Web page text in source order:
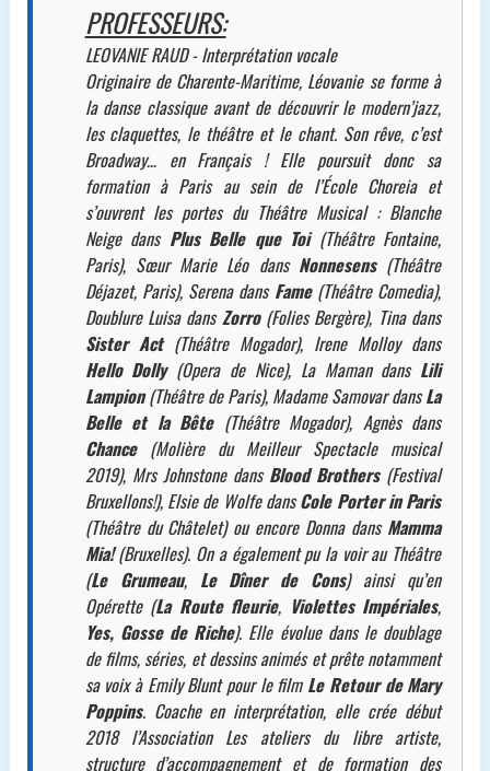
PROFESSEURS:
LEOVANIE RAUD - Interprétation vocale
Originaire de Charente-Maritime, Léovanie se forme à
la danse classique avant de découvrir le modern’jazz,
les claquettes, le théâtre et le chant. Son rêve, c’est
Broadway… en Français ! Elle poursuit donc sa
formation à Paris au sein de l’École Choreia et
s’ouvrent les portes du Théâtre Musical : Blanche
Neige dans Plus Belle que Toi(Théâtre Fontaine,
Paris), Sœur Marie Léo dans Nonnesens(Théâtre
Déjazet, Paris), Serena dans Fame(Théâtre Comedia),
Doublure Luisa dansZorro(Folies Bergère), Tina dans
Sister Act(Théâtre Mogador), Irene Molloy dans
Hello Dolly(Opera de Nice), La Maman dans Lili
Lampion(Théâtre de Paris), Madame Samovar dansLa
Belle et la Bête(Théâtre Mogador), Agnès dans
Chance(Molière du Meilleur Spectacle musical
2019), Mrs Johnstone dans Blood Brothers(Festival
Bruxellons!), Elsie de Wolfe dansCole Porter in Paris
(Théâtre du Châtelet) ou encore Donna dans Mamma
Mia!(Bruxelles). On a également pu la voir au Théâtre
(Le Grumeau, Le Dîner de Cons) ainsi qu’en
Opérette (La Route fleurie, Violettes Impériales,
Yes, Gosse de Riche). Elle évolue dans le doublage
de films, séries, et dessins animés et prête notamment
sa voix à Emily Blunt pour le film Le Retour de Mary
Poppins. Coache en interprétation, elle crée début
2018 l’Association Les ateliers du libre artiste,
structure d’accompagnement et de formation des